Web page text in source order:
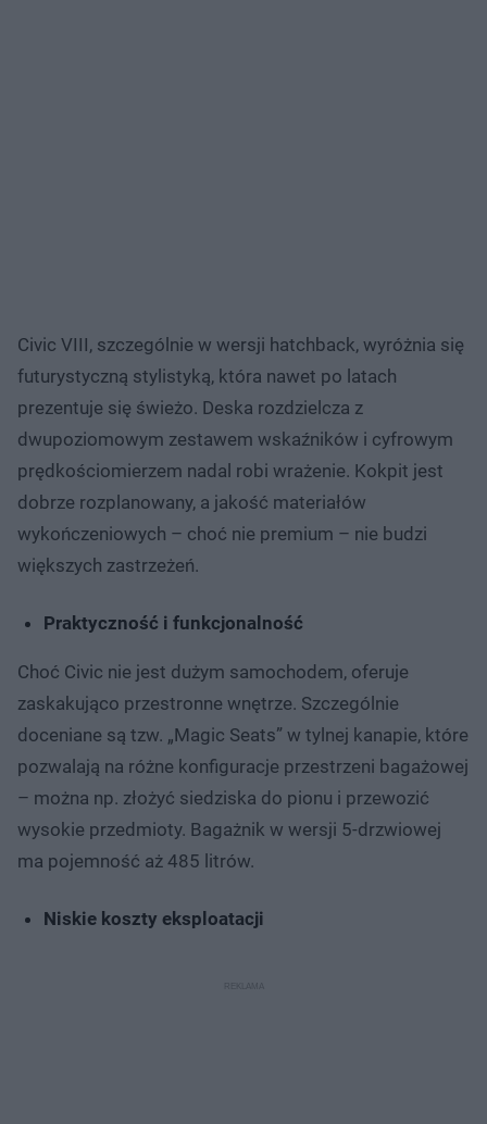
Civic VIII, szczególnie w wersji hatchback, wyróżnia się
futurystyczną stylistyką, która nawet po latach
prezentuje się świeżo. Deska rozdzielcza z
dwupoziomowym zestawem wskaźników i cyfrowym
prędkościomierzem nadal robi wrażenie. Kokpit jest
dobrze rozplanowany, a jakość materiałów
wykończeniowych – choć nie premium – nie budzi
większych zastrzeżeń.
Praktyczność i funkcjonalność
Choć Civic nie jest dużym samochodem, oferuje
zaskakująco przestronne wnętrze. Szczególnie
doceniane są tzw. „Magic Seats” w tylnej kanapie, które
pozwalają na różne konfiguracje przestrzeni bagażowej
– można np. złożyć siedziska do pionu i przewozić
wysokie przedmioty. Bagażnik w wersji 5-drzwiowej
ma pojemność aż 485 litrów.
Niskie koszty eksploatacji